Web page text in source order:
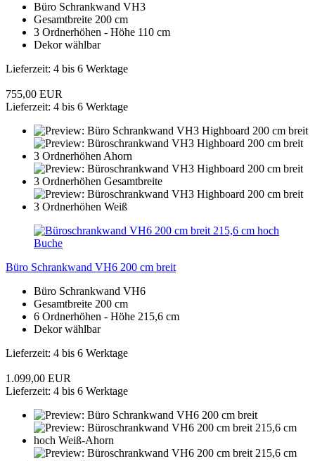
Büro Schrankwand VH3
Gesamtbreite 200 cm
3 Ordnerhöhen - Höhe 110 cm
Dekor wählbar
Lieferzeit: 4 bis 6 Werktage
755,00 EUR
Lieferzeit: 4 bis 6 Werktage
Büro Schrankwand VH6 200 cm breit
Büro Schrankwand VH6
Gesamtbreite 200 cm
6 Ordnerhöhen - Höhe 215,6 cm
Dekor wählbar
Lieferzeit: 4 bis 6 Werktage
1.099,00 EUR
Lieferzeit: 4 bis 6 Werktage